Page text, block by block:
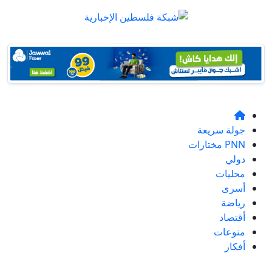
جولة سريعة
PNN مختارات
دولي
محليات
أسرى
رياضة
أقتصاد
منوعات
أفكار